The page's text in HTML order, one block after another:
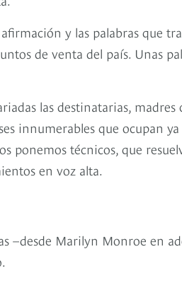
y las palabras que
de venta del país. Unas
las destinatarias,
innumerables que ocupan
ponemos técnicos, que
en voz alta.
–desde Marilyn Monroe en